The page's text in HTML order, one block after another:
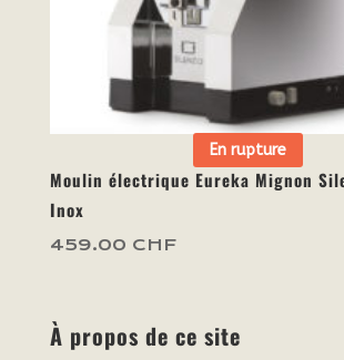
En rupture
Moulin électrique Eureka Mignon
Inox
459.00 CHF
À propos de ce site